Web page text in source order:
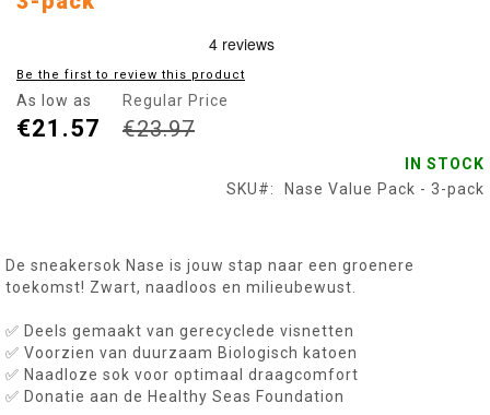
the
the
images
gallery
Be the first to review this product
As low as
€21.57
Regular Price
€23.97
IN STOCK
SKU
Nase Value Pack - 3-pack
De sneakersok Nase is jouw stap naar een groenere
toekomst! Zwart, naadloos en milieubewust.
✅ Deels gemaakt van gerecyclede visnetten
✅ Voorzien van duurzaam Biologisch katoen
✅ Naadloze sok voor optimaal draagcomfort
✅ Donatie aan de Healthy Seas Foundation